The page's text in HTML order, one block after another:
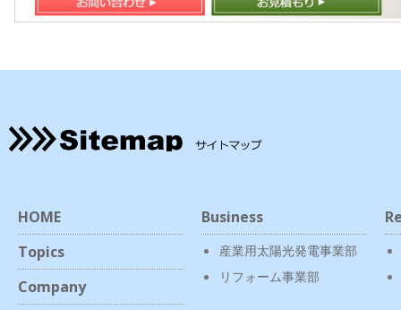
HOME
Topics
Company
Business
産業用太陽光発電事業部
リフォーム事業部